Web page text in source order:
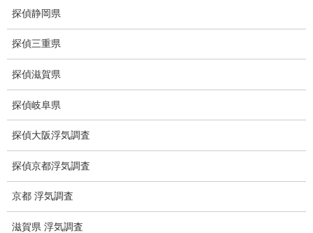
盗撮犯防止対策調査
痴漢防止対策調査
身元調査
人探し
失踪・家出調査
探偵静岡県
探偵三重県
探偵滋賀県
探偵岐阜県
探偵大阪浮気調査
探偵京都浮気調査
京都 浮気調査
滋賀県 浮気調査